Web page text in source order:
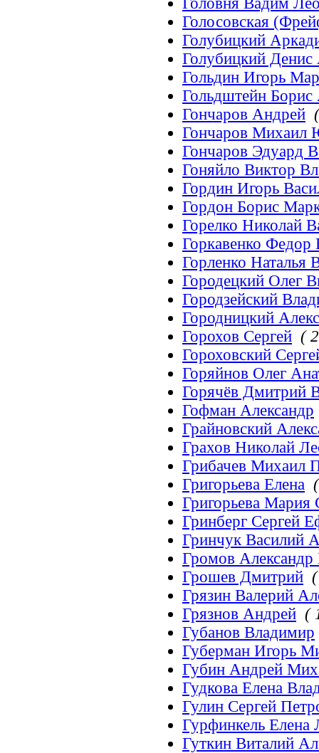
Голосовская
Голубицкий
Голубицкий Денис
Гольдин Игорь
Гольдштейн
Гончаров Андрей
Гончаров Михаил
Гончаров Эдуард
Гоняйло Виктор
Гордин Игорь
Гордон Борис
Горелко Николай
Горкавенко Федор
Горленко Наталья
Городецкий Олег
Городзейский
Городницкий
Горохов Сергей (
Гороховский
Горяйнов Олег
Горячёв Дмитрий
Гофман Александр
Грайновский
Грахов Николай
Грибачев Михаил
Григорьева Елена
Григорьева Мария
Гринберг Сергей
Гринчук Василий
Громов Александр
Грошев Дмитрий
Грязин Валерий
Грязнов Андрей (
Губанов Владимир
Губерман Игорь
Губин Андрей
Гудкова Елена
Гулин Сергей
Гурфинкель Елена
Гуткин Виталий